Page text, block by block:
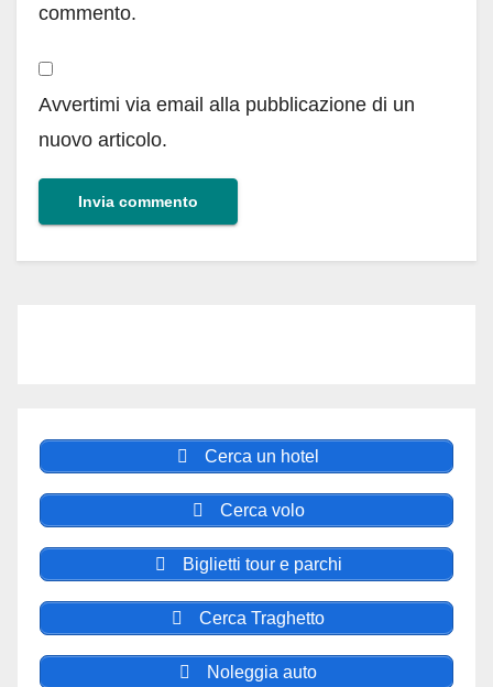
commento.
Avvertimi via email alla pubblicazione di un
nuovo articolo.
Cerca un hotel
Cerca volo
Biglietti tour e parchi
Cerca Traghetto
Noleggia auto